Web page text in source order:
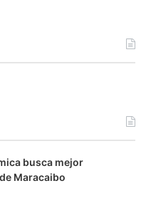
busca mejor
Maracaibo